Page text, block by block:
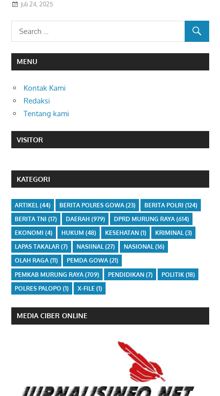
Juli 24, 2025
MENU
Kontak Kami
Redaksi
Tentang kami
VISITOR
KATEGORI
ARTIKEL (44) BERITA POLRES GOWA(23) BERITA POLRI (124)
BERITA TNI (17) DAERAH (979) DPRD MURUNG RAYA(614)
EKONOMI (4) HUKUM (48) KESEHATAN(1) KRIMINAL(3)
LAPAS TAKALAR(7) NASIINAL(27) NASIONAL(16)
OLAH RAGA(11) PEMDA GOWA(21)
PEMKAB MURUNG RAYA(709) PENDIDIKAN(7) POLITIK(18)
POLRES PALOPO (1) X-FILE (1)
MEDIA CIBER ONLINE